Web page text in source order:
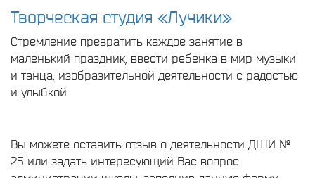
Творческая студия «Лучики»
Стремление превратить каждое занятие в
маленький праздник, ввести ребенка в мир музыки
и танца, изобразительной деятельности с радостью
и улыбкой
Вы можете оставить отзыв о деятельности ДШИ №
25 или задать интересующий Вас вопрос